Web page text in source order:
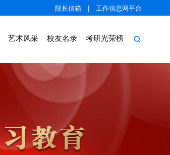
院长信箱 | 工作信息网平台
艺术风采 校友名录 考研光荣榜